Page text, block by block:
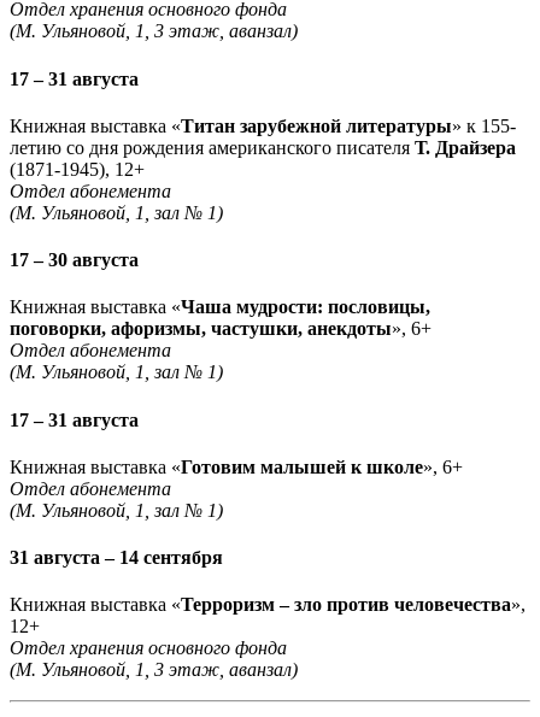
Отдел хранения основного фонда
(М. Ульяновой, 1, 3 этаж, аванзал)
17 – 31 августа
Книжная выставка «Титан зарубежной литературы» к 155-
летию со дня рождения американского писателя Т. Драйзера
(1871-1945), 12+
Отдел абонемента
(М. Ульяновой, 1, зал № 1)
17 – 30 августа
Книжная выставка «Чаша мудрости: пословицы,
поговорки, афоризмы, частушки, анекдоты», 6+
Отдел абонемента
(М. Ульяновой, 1, зал № 1)
17 – 31 августа
Книжная выставка «Готовим малышей к школе», 6+
Отдел абонемента
(М. Ульяновой, 1, зал № 1)
31 августа – 14 сентября
Книжная выставка «Терроризм – зло против человечества»,
12+
Отдел хранения основного фонда
(М. Ульяновой, 1, 3 этаж, аванзал)